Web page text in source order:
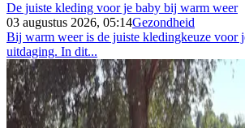
De juiste kleding voor je baby bij warm weer
03 augustus 2026, 05:14Gezondheid
Bij warm weer is de juiste kledingkeuze voor
uitdaging. In dit...